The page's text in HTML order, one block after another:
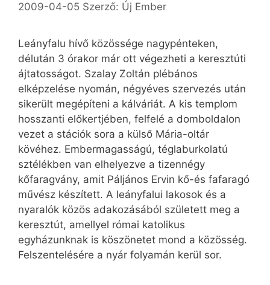
2009-04-05 Szerző: Új Ember
Leányfalu hívő közössége nagypénteken,
délután 3 órakor már ott végezheti a keresztúti
ájtatosságot. Szalay Zoltán plébános
elképzelése nyomán, négyéves szervezés után
sikerült megépíteni a kálváriát. A kis templom
hosszanti előkertjében, felfelé a domboldalon
vezet a stációk sora a külső Mária-oltár
kövéhez. Embermagasságú, téglaburkolatú
sztélékben van elhelyezve a tizennégy
kőfaragvány, amit Páljános Ervin kő-és fafaragó
művész készített. A leányfalui lakosok és a
nyaralók közös adakozásából született meg a
keresztút, amellyel római katolikus
egyházunknak is köszönetet mond a közösség.
Felszentelésére a nyár folyamán kerül sor.